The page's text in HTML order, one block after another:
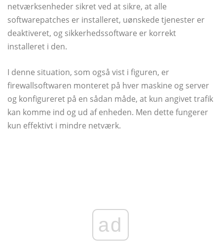
netværksenheder sikret ved at sikre, at alle
softwarepatches er installeret, uønskede tjenester er
deaktiveret, og sikkerhedssoftware er korrekt
installeret i den.
I denne situation, som også vist i figuren, er
firewallsoftwaren monteret på hver maskine og server
og konfigureret på en sådan måde, at kun angivet trafik
kan komme ind og ud af enheden. Men dette fungerer
kun effektivt i mindre netværk.
ad